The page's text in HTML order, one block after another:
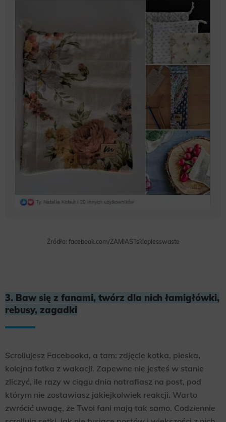
Źródło: facebook.com/ZAMIASTskleplesswaste
3. Baw się z fanami, twórz dla nich łamigłówki,
rebusy, zagadki
Scrollujesz Facebooka, a tam: zdjęcie kotka, pieska,
kolejna fotka z wakacji. Zapewne nie jesteś w stanie
zliczyć, ile razy w ciągu dnia natrafiasz na post, pod
którym nie zostawiasz jakiejkolwiek reakcji. Warto
zwrócić uwagę, że Twoi fani mają tak samo. Codziennie